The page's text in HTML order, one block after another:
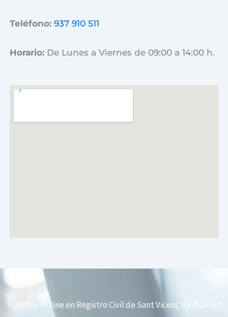
Teléfono: 937 910 511
Horario: De Lunes a Viernes de 09:00 a 14:00 h.
Trámites Online en Registro Civil de Sant Vicenç de Montalt